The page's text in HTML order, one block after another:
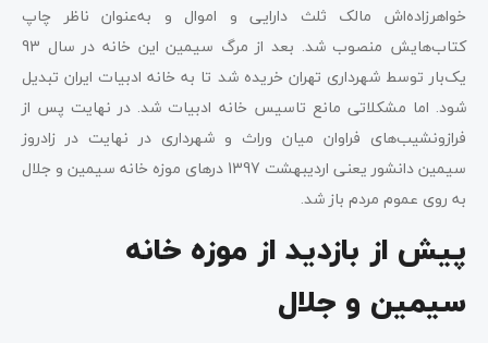
خواهرزاده‌اش مالک ثلث دارایی و اموال و به‌عنوان ناظر چاپ
کتاب‌هایش منصوب شد. بعد از مرگ سیمین این خانه در سال 93
یک‌بار توسط شهرداری تهران خریده شد تا به خانه ادبیات ایران تبدیل
شود. اما مشکلاتی مانع تاسیس خانه ادبیات شد. در نهایت پس از
فراز‌ونشیب‌های فراوان میان وراث و شهرداری در نهایت در زادروز
سیمین دانشور یعنی اردیبهشت 1397 درهای موزه خانه سیمین و جلال
به روی عموم مردم باز شد.
پیش از بازدید از موزه خانه
سیمین و جلال